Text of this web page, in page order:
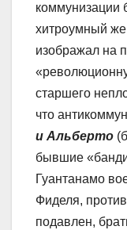
коммунизации
хитроумный
изображал на
старшего
что
и Альберто
бывшие
Гуантанамо
Фиделя,
подавлен,